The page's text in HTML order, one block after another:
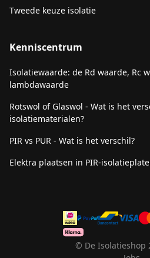
Tweede keuze isolatie
Kenniscentrum
Isolatiewaarde: de Rd waarde, Rc
lambdawaarde
Rotswol of Glaswol - Wat is het
isolatiematerialen?
PIR vs PUR - Wat is het verschil?
Elektra plaatsen in PIR-
© De Isolatieshop